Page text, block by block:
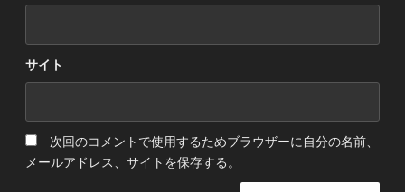
サイト
次回のコメントで使用するためブラウザーに自分の名前、
メールアドレス、サイトを保存する。